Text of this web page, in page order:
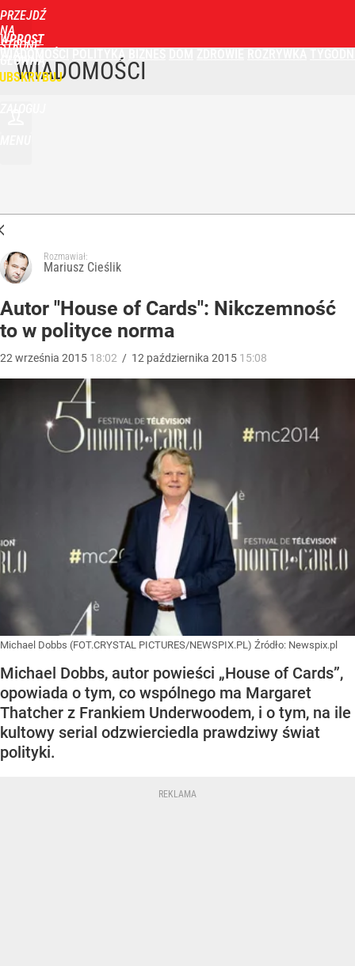
PRZEJDŹ
NA
STRONĘ
GŁÓWNĄ
WPROST
POLITYKA
WIADOMOŚCI
Rozmawiał:
Mariusz Cieślik
Autor "House of Cards": Nikczemność
to w polityce norma
22 września 2015 18:02 / 12 października 2015 15:08
Michael Dobbs (FOT.CRYSTAL PICTURES/NEWSPIX.PL) Źródło: Newspix.pl
Michael Dobbs, autor powieści „House of Cards”,
opowiada o tym, co wspólnego ma Margaret
Thatcher z Frankiem Underwoodem, i o tym, na ile
kultowy serial odzwierciedla prawdziwy świat
polityki.